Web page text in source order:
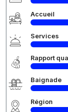
Accueil
Services
Rapport
Baignade
Région